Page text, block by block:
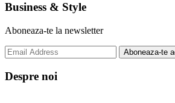
Business & Style
Aboneaza-te la newsletter
Despre noi